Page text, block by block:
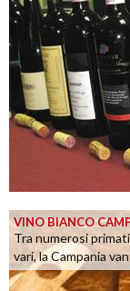
VINO BIANCO
Tra numerosi
vari, la Campania